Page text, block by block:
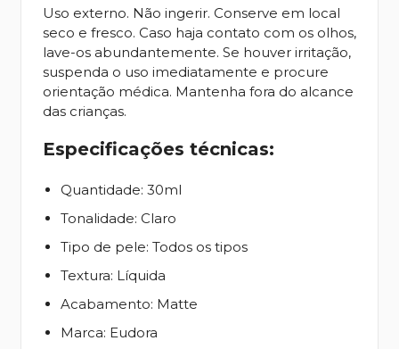
Uso externo. Não ingerir. Conserve em local
seco e fresco. Caso haja contato com os olhos,
lave-os abundantemente. Se houver irritação,
suspenda o uso imediatamente e procure
orientação médica. Mantenha fora do alcance
das crianças.
Especificações técnicas:
Quantidade: 30ml
Tonalidade: Claro
Tipo de pele: Todos os tipos
Textura: Líquida
Acabamento: Matte
Marca: Eudora